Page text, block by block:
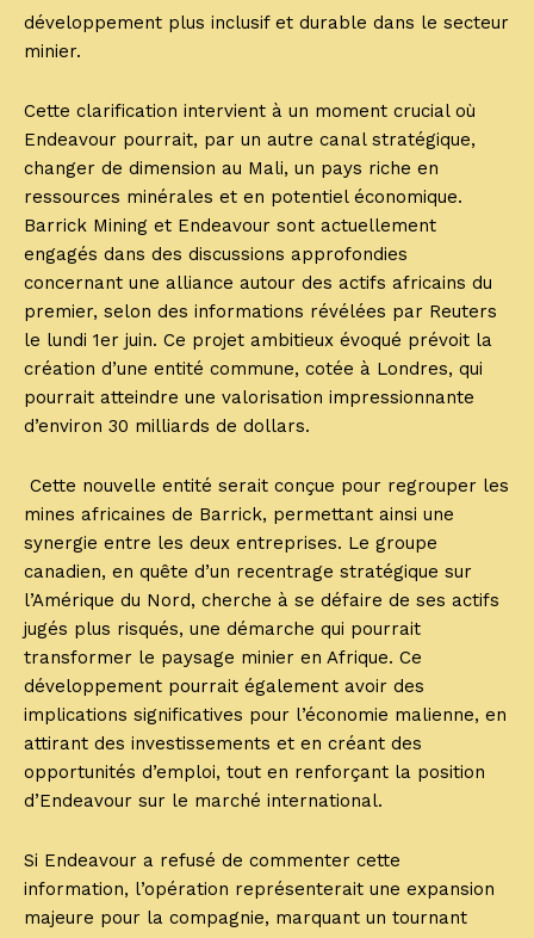
développement plus inclusif et durable dans le secteur
minier.
Cette clarification intervient à un moment crucial où
Endeavour pourrait, par un autre canal stratégique,
changer de dimension au Mali, un pays riche en
ressources minérales et en potentiel économique.
Barrick Mining et Endeavour sont actuellement
engagés dans des discussions approfondies
concernant une alliance autour des actifs africains du
premier, selon des informations révélées par Reuters
le lundi 1er juin. Ce projet ambitieux évoqué prévoit la
création d’une entité commune, cotée à Londres, qui
pourrait atteindre une valorisation impressionnante
d’environ 30 milliards de dollars.
Cette nouvelle entité serait conçue pour regrouper les
mines africaines de Barrick, permettant ainsi une
synergie entre les deux entreprises. Le groupe
canadien, en quête d’un recentrage stratégique sur
l’Amérique du Nord, cherche à se défaire de ses actifs
jugés plus risqués, une démarche qui pourrait
transformer le paysage minier en Afrique. Ce
développement pourrait également avoir des
implications significatives pour l’économie malienne, en
attirant des investissements et en créant des
opportunités d’emploi, tout en renforçant la position
d’Endeavour sur le marché international.
Si Endeavour a refusé de commenter cette
information, l’opération représenterait une expansion
majeure pour la compagnie, marquant un tournant